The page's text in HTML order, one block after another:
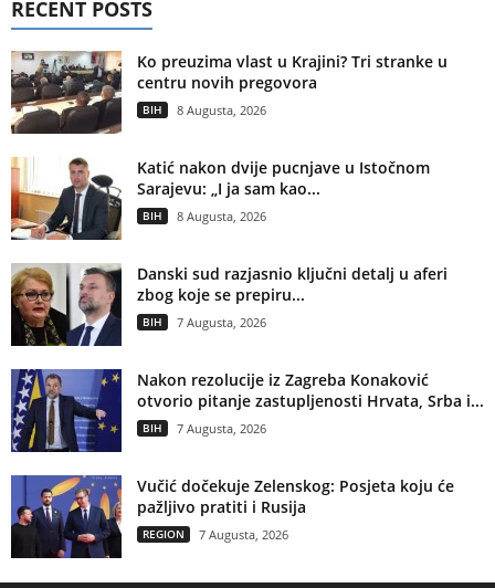
RECENT POSTS
Ko preuzima vlast u Krajini? Tri stranke u
centru novih pregovora
BIH 8 Augusta, 2026
Katić nakon dvije pucnjave u Istočnom
Sarajevu: „I ja sam kao...
BIH 8 Augusta, 2026
Danski sud razjasnio ključni detalj u aferi
zbog koje se prepiru...
BIH 7 Augusta, 2026
Nakon rezolucije iz Zagreba Konaković
otvorio pitanje zastupljenosti Hrvata, Srba i...
BIH 7 Augusta, 2026
Vučić dočekuje Zelenskog: Posjeta koju će
pažljivo pratiti i Rusija
REGION 7 Augusta, 2026